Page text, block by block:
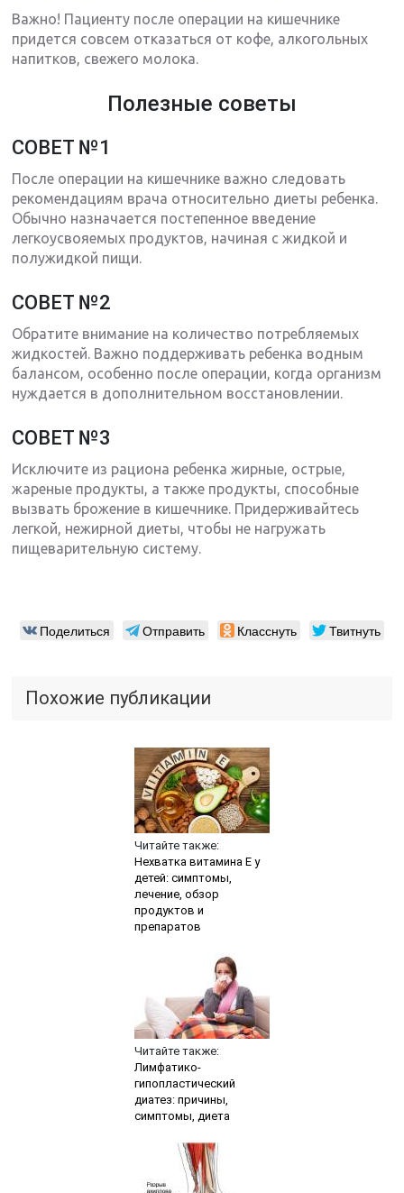
Важно! Пациенту после операции на кишечнике
придется совсем отказаться от кофе, алкогольных
напитков, свежего молока.
Полезные советы
СОВЕТ №1
После операции на кишечнике важно следовать
рекомендациям врача относительно диеты ребенка.
Обычно назначается постепенное введение
легкоусвояемых продуктов, начиная с жидкой и
полужидкой пищи.
СОВЕТ №2
Обратите внимание на количество потребляемых
жидкостей. Важно поддерживать ребенка водным
балансом, особенно после операции, когда организм
нуждается в дополнительном восстановлении.
СОВЕТ №3
Исключите из рациона ребенка жирные, острые,
жареные продукты, а также продукты, способные
вызвать брожение в кишечнике. Придерживайтесь
легкой, нежирной диеты, чтобы не нагружать
пищеварительную систему.
Поделиться Отправить Класснуть Твитнуть
Похожие публикации
Читайте также:
Нехватка витамина Е у
детей: симптомы,
лечение, обзор
продуктов и
препаратов
Читайте также:
Лимфатико-
гипопластический
диатез: причины,
симптомы, диета